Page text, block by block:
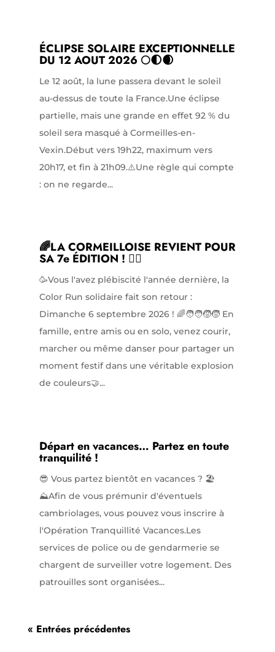
ÉCLIPSE SOLAIRE EXCEPTIONNELLE
DU 12 AOUT 2026 🌕🌓🌒
Le 12 août, la lune passera devant le soleil
au-dessus de toute la France.Une éclipse
partielle, mais une grande en effet 92 % du
soleil sera masqué à Cormeilles-en-
Vexin.Début vers 19h22, maximum vers
20h17, et fin à 21h09.⚠️Une règle qui compte
: on ne regarde...
🌈LA CORMEILLOISE REVIENT POUR
SA 7e ÉDITION ! 🏃‍♀️
🥳Vous l'avez plébiscité l'année dernière, la
Color Run solidaire fait son retour :
Dimanche 6 septembre 2026 ! 🌈🧑‍🧑‍🧒‍🧒 En
famille, entre amis ou en solo, venez courir,
marcher ou même danser pour partager un
moment festif dans une véritable explosion
de couleurs🤝...
Départ en vacances… Partez en toute
tranquilité !
😎 Vous partez bientôt en vacances ? 🏖️
⛰️Afin de vous prémunir d'éventuels
cambriolages, vous pouvez vous inscrire à
l'Opération Tranquillité Vacances.Les
services de police ou de gendarmerie se
chargent de surveiller votre logement. Des
patrouilles sont organisées...
« Entrées précédentes